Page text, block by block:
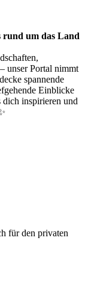
rund um das Land
unser Portal nimmt
spannende
Einblicke
dich inspirieren und
für den privaten